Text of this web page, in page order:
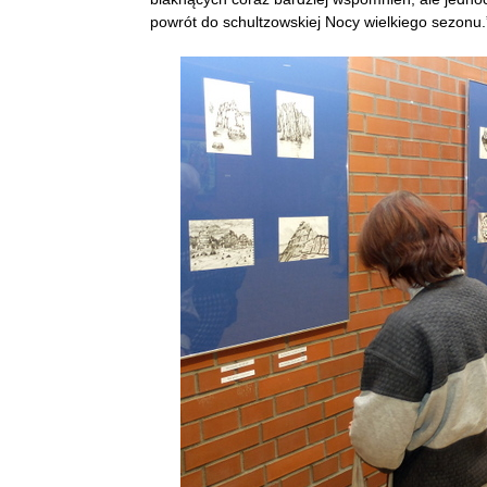
powrót do schultzowskiej Nocy wielkiego